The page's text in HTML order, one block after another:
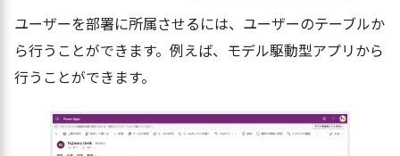
ユーザーを部署に所属させるには、ユーザーのテーブルか
ら行うことができます。例えば、モデル駆動型アプリから
行うことができます。